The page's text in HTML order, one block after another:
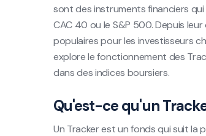
sont des instruments financiers
CAC 40 ou le S&P 500. Depuis
populaires pour les investisseurs
explore le fonctionnement des
dans des indices boursiers.
Qu'est-ce qu'un
Un Tracker est un fonds qui suit la